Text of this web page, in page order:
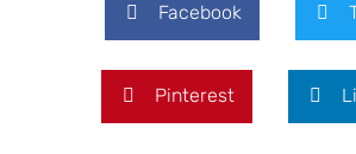
Facebook
Pinterest